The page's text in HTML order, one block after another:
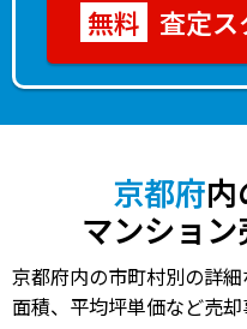
査定ス
京都府
マンショ
京都府内の市町村別の詳
面積、平均坪単価など売